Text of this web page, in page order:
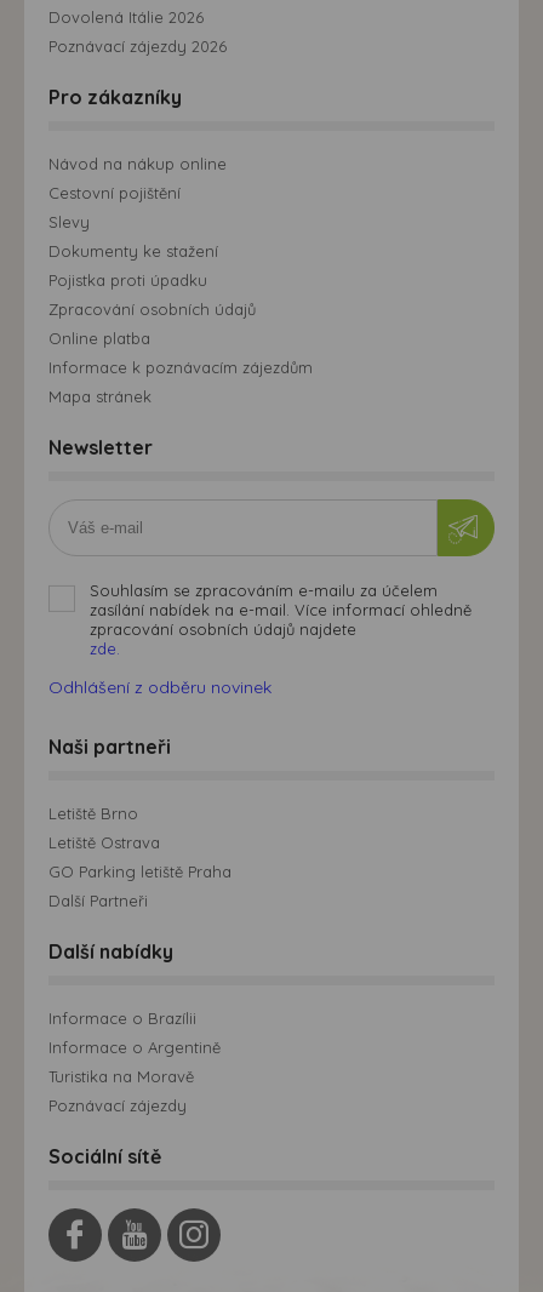
Dovolená Itálie 2026
Poznávací zájezdy 2026
Pro zákazníky
Návod na nákup online
Cestovní pojištění
Slevy
Dokumenty ke stažení
Pojistka proti úpadku
Zpracování osobních údajů
Online platba
Informace k poznávacím zájezdům
Mapa stránek
Newsletter
Souhlasím se zpracováním e-mailu za účelem
zasílání nabídek na e-mail. Více informací ohledně
zpracování osobních údajů najdete
zde.
Odhlášení z odběru novinek
Naši partneři
Letiště Brno
Letiště Ostrava
GO Parking letiště Praha
Další Partneři
Další nabídky
Informace o Brazílii
Informace o Argentině
Turistika na Moravě
Poznávací zájezdy
Sociální sítě